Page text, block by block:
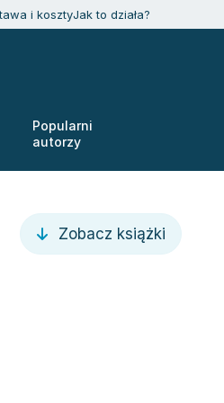
i kosztyJak to działa?
Popularni
autorzy
Zobacz książki